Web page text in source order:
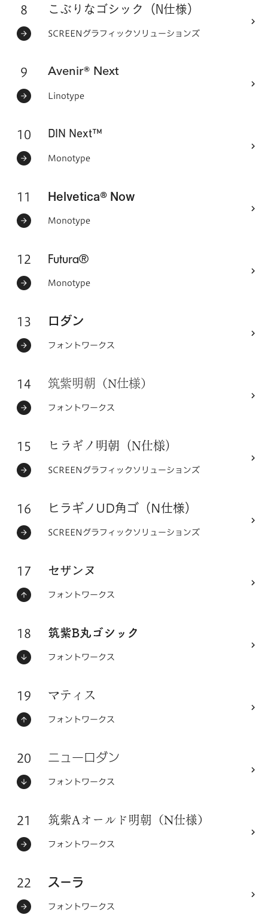
8
ステータス：
フォントシリーズ
こぶりなゴシック（N仕様）
フォントメーカー
SCREENグラフィックソリューションズ
9
ステータス：
フォントシリーズ
Avenir® Next
フォントメーカー
Linotype
10
ステータス：
フォントシリーズ
DIN Next™
フォントメーカー
Monotype
11
ステータス：
フォントシリーズ
Helvetica® Now
フォントメーカー
Monotype
12
ステータス：
フォントシリーズ
Futura®
フォントメーカー
Monotype
13
ステータス：
フォントシリーズ
ロダン
フォントメーカー
フォントワークス
14
ステータス：
フォントシリーズ
筑紫明朝（N仕様）
フォントメーカー
フォントワークス
15
ステータス：
フォントシリーズ
ヒラギノ明朝（N仕様）
フォントメーカー
SCREENグラフィックソリューションズ
16
ステータス：
フォントシリーズ
ヒラギノUD角ゴ（N仕様）
フォントメーカー
SCREENグラフィックソリューションズ
17
ステータス：
フォントシリーズ
セザンヌ
フォントメーカー
フォントワークス
18
ステータス：
フォントシリーズ
筑紫B丸ゴシック
フォントメーカー
フォントワークス
19
ステータス：
フォントシリーズ
マティス
フォントメーカー
フォントワークス
20
ステータス：
フォントシリーズ
ニューロダン
フォントメーカー
フォントワークス
21
ステータス：
フォントシリーズ
筑紫Aオールド明朝（N仕様）
フォントメーカー
フォントワークス
22
ステータス：
フォントシリーズ
スーラ
フォントメーカー
フォントワークス